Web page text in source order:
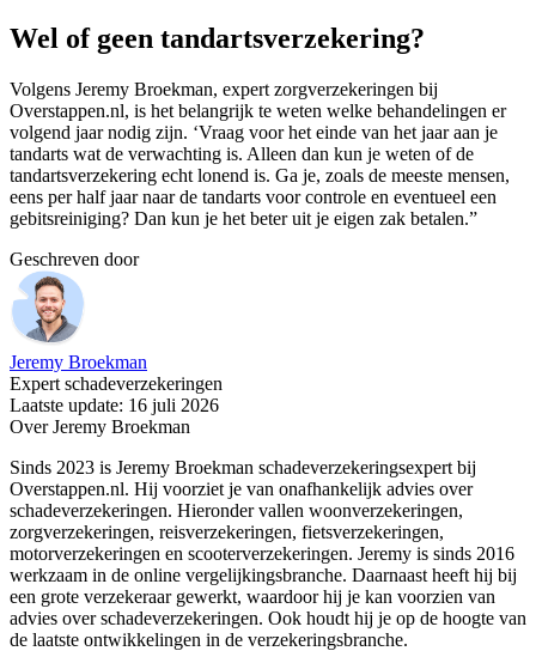
Wel of geen tandartsverzekering?
Volgens Jeremy Broekman, expert zorgverzekeringen bij
Overstappen.nl, is het belangrijk te weten welke behandelingen er
volgend jaar nodig zijn. ‘Vraag voor het einde van het jaar aan je
tandarts wat de verwachting is. Alleen dan kun je weten of de
tandartsverzekering echt lonend is. Ga je, zoals de meeste mensen,
eens per half jaar naar de tandarts voor controle en eventueel een
gebitsreiniging? Dan kun je het beter uit je eigen zak betalen.”
Geschreven door
Jeremy Broekman
Expert schadeverzekeringen
Laatste update: 16 juli 2026
Over Jeremy Broekman
Sinds 2023 is Jeremy Broekman schadeverzekeringsexpert bij
Overstappen.nl. Hij voorziet je van onafhankelijk advies over
schadeverzekeringen. Hieronder vallen woonverzekeringen,
zorgverzekeringen, reisverzekeringen, fietsverzekeringen,
motorverzekeringen en scooterverzekeringen. Jeremy is sinds 2016
werkzaam in de online vergelijkingsbranche. Daarnaast heeft hij bij
een grote verzekeraar gewerkt, waardoor hij je kan voorzien van
advies over schadeverzekeringen. Ook houdt hij je op de hoogte van
de laatste ontwikkelingen in de verzekeringsbranche.